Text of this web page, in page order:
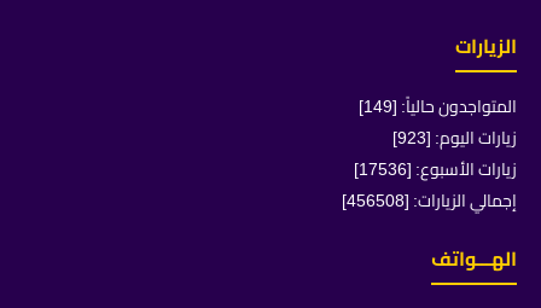
الزيارات
المتواجدون حالياً: [149]
زيارات اليوم: [923]
زيارات الأسبوع: [17536]
إجمالي الزيارات: [456508]
الهـــواتف